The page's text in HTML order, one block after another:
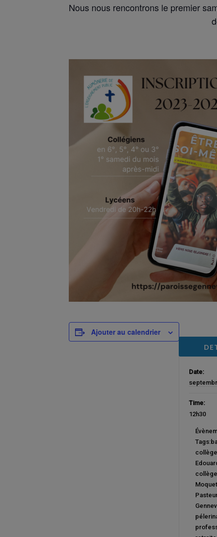
Nous nous rencontrons le premier
Ajouter au calendrier
Date:
Time:
12h30
Tags:
collège
collège
Moquet
Pasteur